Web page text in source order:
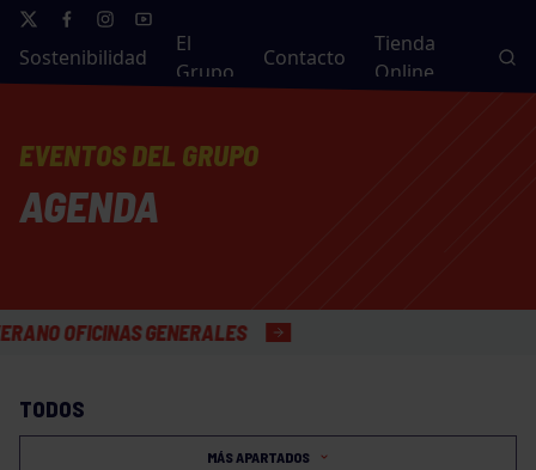
Sostenibilidad
El
Grupo
Contacto
Tienda
Online
EVENTOS DEL GRUPO
AGENDA
GENERALES
TODOS
MÁS APARTADOS